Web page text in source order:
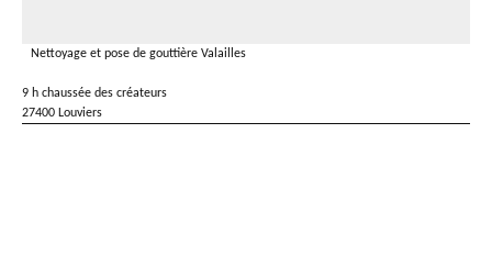
Nettoyage et pose de gouttière Valailles
9 h chaussée des créateurs
27400 Louviers